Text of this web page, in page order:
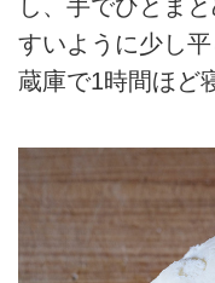
し、手でひとま
すいように少し
蔵庫で1時間ほど